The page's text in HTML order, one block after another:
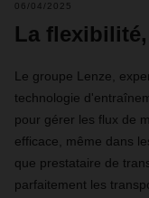
06/04/2025
La
Le groupe Lenze,
technologie
pour gérer les flux de
efficace, même dans
que prestataire de
parfaitement les